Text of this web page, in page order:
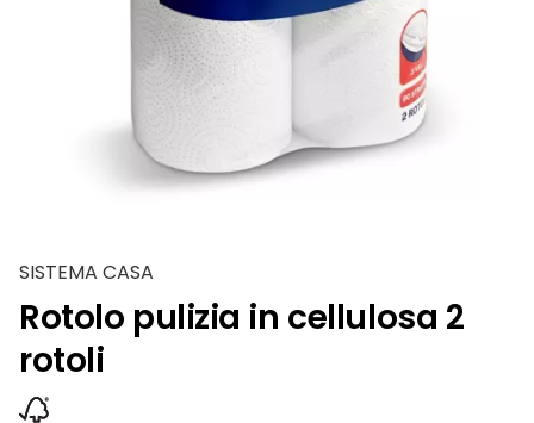
SISTEMA CASA
Rotolo pulizia in cellulosa 2
rotoli